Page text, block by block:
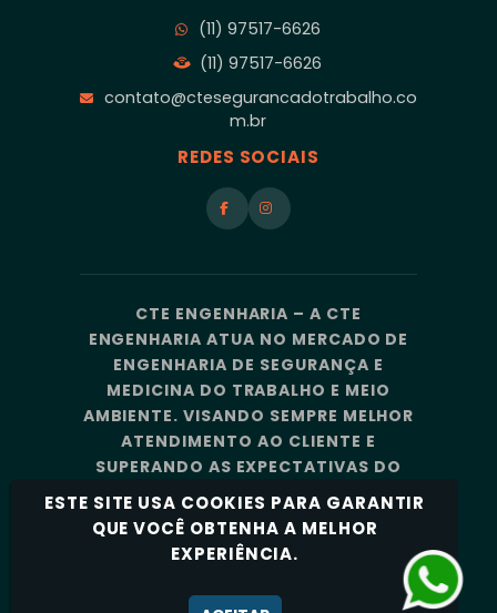
(11) 97517-6626
(11) 97517-6626
contato@ctesegurancadotrabalho.co
m.br
REDES SOCIAIS
CTE ENGENHARIA – A CTE
ENGENHARIA ATUA NO MERCADO DE
ENGENHARIA DE SEGURANÇA E
MEDICINA DO TRABALHO E MEIO
AMBIENTE. VISANDO SEMPRE MELHOR
ATENDIMENTO AO CLIENTE E
SUPERANDO AS EXPECTATIVAS DO
MERCADO, A CTE ENGENHARIA
CONTA COM UMA EQUIPE DE
PROFISSIONAIS ALTAMENTE
Política de Privacidade
ESTE SITE USA COOKIES PARA GARANTIR
QUE VOCÊ OBTENHA A MELHOR
EXPERIÊNCIA.